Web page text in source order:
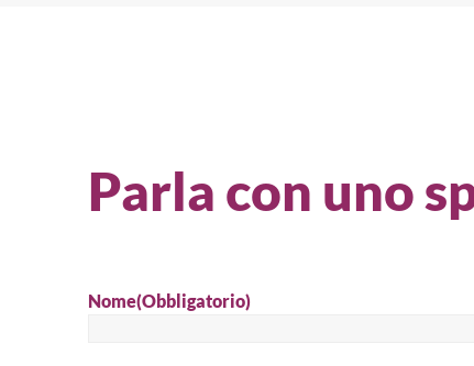
Parla con uno
Nome(Obbligatorio)